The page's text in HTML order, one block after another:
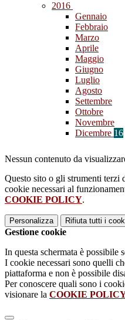
2016
Gennaio
Febbraio
Marzo
Aprile
Maggio
Giugno
Luglio
Agosto
Settembre
Ottobre
Novembre
Dicembre 16
Nessun contenuto da
Questo sito o gli strumenti terzi
cookie necessari al
COOKIE POLICY.
Personalizza Rifiuta tutti i
Gestione cookie
In questa schermata è possibile
I cookie necessari sono quelli
piattaforma e non è possibile
Per conoscere quali sono i
visionare la COOKIE